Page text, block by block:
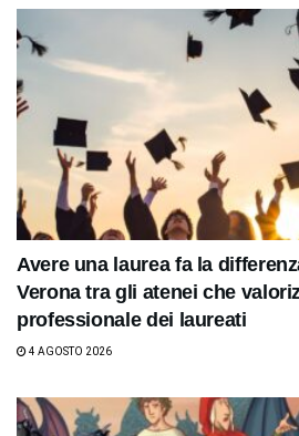
Avere una laurea fa la
Verona tra gli atenei che
professionale dei laureati
4 AGOSTO 2026